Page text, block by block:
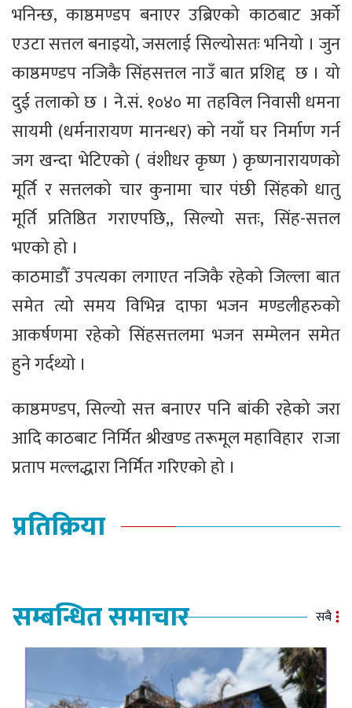
भनिन्छ, काष्ठमण्डप बनाएर उब्रिएको काठबाट अर्को
एउटा सत्तल बनाइयो, जसलाई सिल्योसतः भनियो । जुन
काष्ठमण्डप नजिकै सिंहसत्तल नाउँ बात प्रशिद्द छ । यो
दुई तलाको छ । ने.सं. १०४० मा तहविल निवासी धमना
सायमी (धर्मनारायण मानन्धर) को नयाँ घर निर्माण गर्न
जग खन्दा भेटिएको ( वंशीधर कृष्ण ) कृष्णनारायणको
मूर्ति र सत्तलको चार कुनामा चार पंछी सिंहको धातु
मूर्ति प्रतिष्ठित गराएपछि,, सिल्यो सत्तः, सिंह-सत्तल
भएको हो ।
काठमाडौँ उपत्यका लगाएत नजिकै रहेको जिल्ला बात
समेत त्यो समय विभिन्न दाफा भजन मण्डलीहरुको
आकर्षणमा रहेको सिंहसत्तलमा भजन सम्मेलन समेत
हुने गर्दथ्यो ।
काष्ठमण्डप, सिल्यो सत्त बनाएर पनि बांकी रहेको जरा
आदि काठबाट निर्मित श्रीखण्ड तरूमूल महाविहार राजा
प्रताप मल्लद्धारा निर्मित गरिएको हो ।
प्रतिक्रिया
सम्बन्धित समाचार सबै